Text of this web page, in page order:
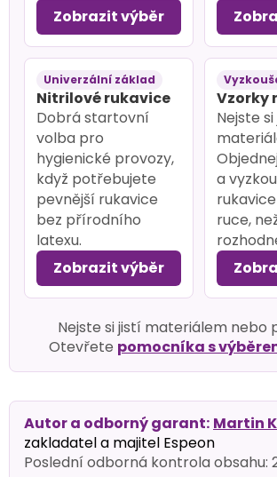
Zobrazit výběr
Univerzální základ
Nitrilové rukavice
Dobrá startovní
volba pro
hygienické provozy,
když potřebujete
pevnější rukavice
bez přírodního
latexu.
Zobrazit výběr
Vzorky
Nejste
a
ruce,
Nejste si jistí materiálem nebo
Otevřete pomocníka s
Autor a odborný garant: Martin
zakladatel a majitel Espeon
Poslední odborná kontrola obsahu: